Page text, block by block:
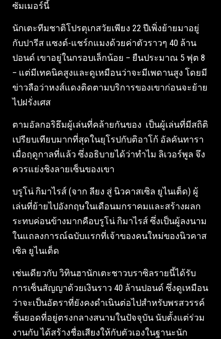
ซัมเมอร์นี้
นักเตะทีมชาติโปรตุเกสวัยเพียง 22 ปีเพิ่งย้ายมาอยู่
กับปารีส แซงต์-แชร์กแมงด้วยค่าตัวราวๆ 40 ล้าน
ปอนด์ เขาอยู่ในกรอบเล็กน้อย – ยืนประมาณ 5 ฟุต 8
– แต่มีเทคนิคสูงและดูเหมือนว่าจะมีเพดานสูง โดยมี
ข่าวลือว่าหงส์แดงติดตามบริการของเขาก่อนจะย้าย
ไปฝรั่งเศส
ตามอัลกอริธึมผู้เล่นที่คล้ายกันของ เป็นผู้เล่นที่มีสถิติ
เปรียบเทียบมากที่สุดในยุโรปกับติอาโก้ อัลคันทารา
เมื่อฤดูกาลที่แล้ว ซึ่งอธิบายได้ว่าทำไม ลิเวอร์พูล จึง
ควรแย่งชิงลายเซ็นของเขา
บรูโน่ กิมาไรส์ (จาก ลียง สู่ นิวคาสเซิล ยูไนเต็ด) ผู้
เล่นที่ย้ายไปอังกฤษในเดือนมกราคมและสร้างผลก
ระทบค่อนข้างมากคือบรูโน่ กิมาไรส์ ซึ่งเป็นผู้ลงนาม
ในแถลงการณ์ฉบับแรกที่เจ้าของคนใหม่ของนิวคาส
เซิล ยูไนเต็ด
เช่นเดียวกับ วิทินฮานักเตะชาวบราซิลรายนี้ได้รับ
การเซ็นสัญญาด้วยเงินราว 40 ล้านปอนด์ ซึ่งดูเหมือน
ว่าจะเป็นอัตราที่ยังคงดำเนินต่อไปสำหรับพรสวรรค์
ชั้นยอดที่อยู่ตรงกลางสนามในปัจจุบัน นับตั้งแต่ร่วม
งานกับ ได้สร้างชื่อเสียงให้กับตัวเองในฐานะนัก